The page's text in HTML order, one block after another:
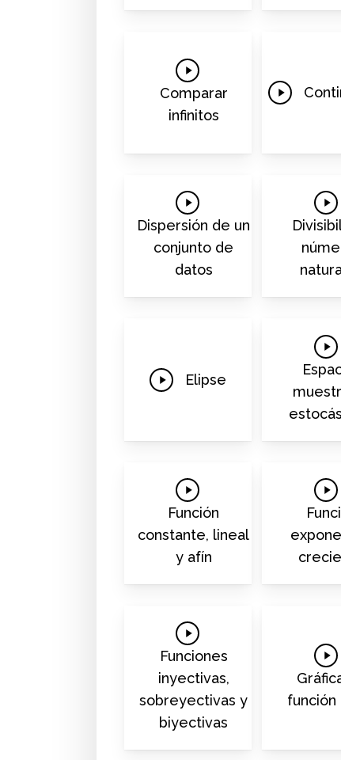
Play
Video
Comparar
infinitos
Play
Play
Video
Dispersión de un
conjunto de
datos
Play
Play
Elipse
Play
Play
Video
Función
constante, lineal
y afín
Play
Play
Video
Funciones
inyectivas,
sobreyectivas y
biyectivas
Play
función